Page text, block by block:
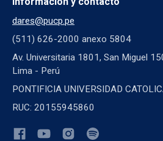
dares@pucp.pe
(511) 626-2000 anexo 5804
Av. Universitaria 1801, San Miguel
Lima - Perú
PONTIFICIA UNIVERSIDAD
RUC: 20155945860